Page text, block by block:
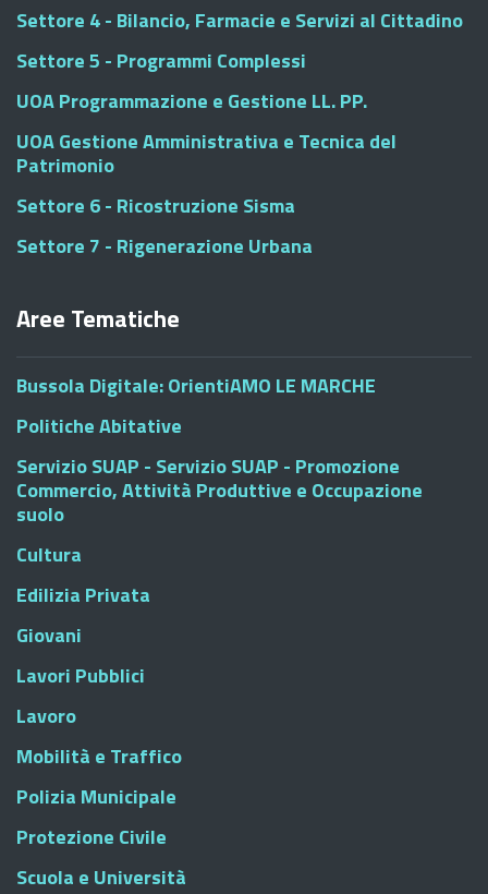
Settore 4 - Bilancio, Farmacie e Servizi al Cittadino
Settore 5 - Programmi Complessi
UOA Programmazione e Gestione LL. PP.
UOA Gestione Amministrativa e Tecnica del
Patrimonio
Settore 6 - Ricostruzione Sisma
Settore 7 - Rigenerazione Urbana
Aree Tematiche
Bussola Digitale: OrientiAMO LE MARCHE
Politiche Abitative
Servizio SUAP - Servizio SUAP - Promozione
Commercio, Attività Produttive e Occupazione
suolo
Cultura
Edilizia Privata
Giovani
Lavori Pubblici
Lavoro
Mobilità e Traffico
Polizia Municipale
Protezione Civile
Scuola e Università